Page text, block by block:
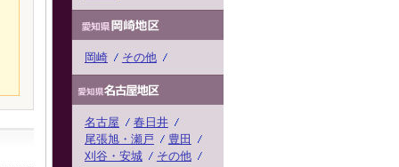
岡崎 その他
名古屋
春日井
尾張旭・瀬戸
豊田
刈谷・安城
その他